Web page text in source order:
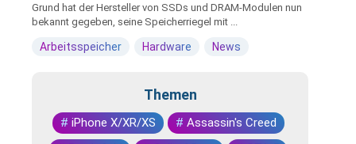
Grund hat der Hersteller von SSDs und DRAM-Modulen nun
bekannt gegeben, seine Speicherriegel mit ...
Arbeitsspeicher Hardware News
Themen
# iPhone X/XR/XS # Assassin's Creed